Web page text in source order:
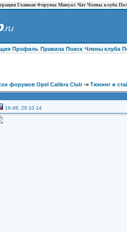
Главная Форумы Мануал Чат Члены клуба
Профиль Правила Поиск Члены клуба
форумов Opel Calibra Club-> Тюнинг и
16:48, 29.10.14